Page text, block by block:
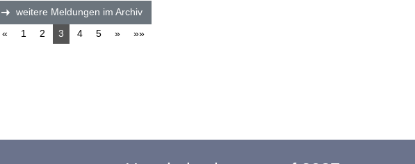
weitere Meldungen im Archiv
« 1 2 3 4 5 » »»